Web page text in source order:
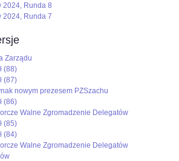
2024, Runda 8
2024, Runda 7
Zarządu
(88)
(87)
nowym prezesem PZSzachu
(86)
Walne Zgromadzenie Delegatów
(85)
(84)
Walne Zgromadzenie Delegatów